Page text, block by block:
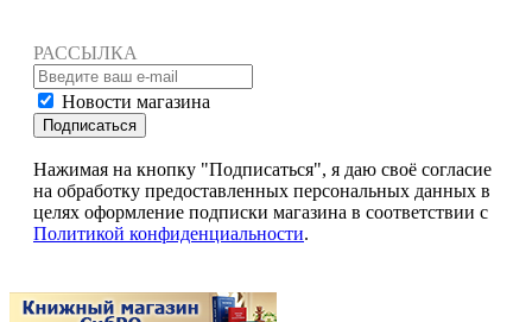
РАССЫЛКА
Новости магазина
Подписаться
Нажимая на кнопку "Подписаться", я даю своё согласие
на обработку предоставленных персональных данных в
целях оформление подписки магазина в соответствии с
Политикой конфиденциальности.